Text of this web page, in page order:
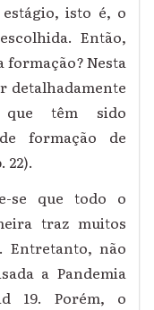
isto é, o
Então,
formação? Nesta
detalhadamente
têm sido
formação de
22).
se que todo o
traz muitos
Entretanto, não
a Pandemia
19. Porém, o